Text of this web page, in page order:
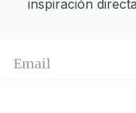
inspiración